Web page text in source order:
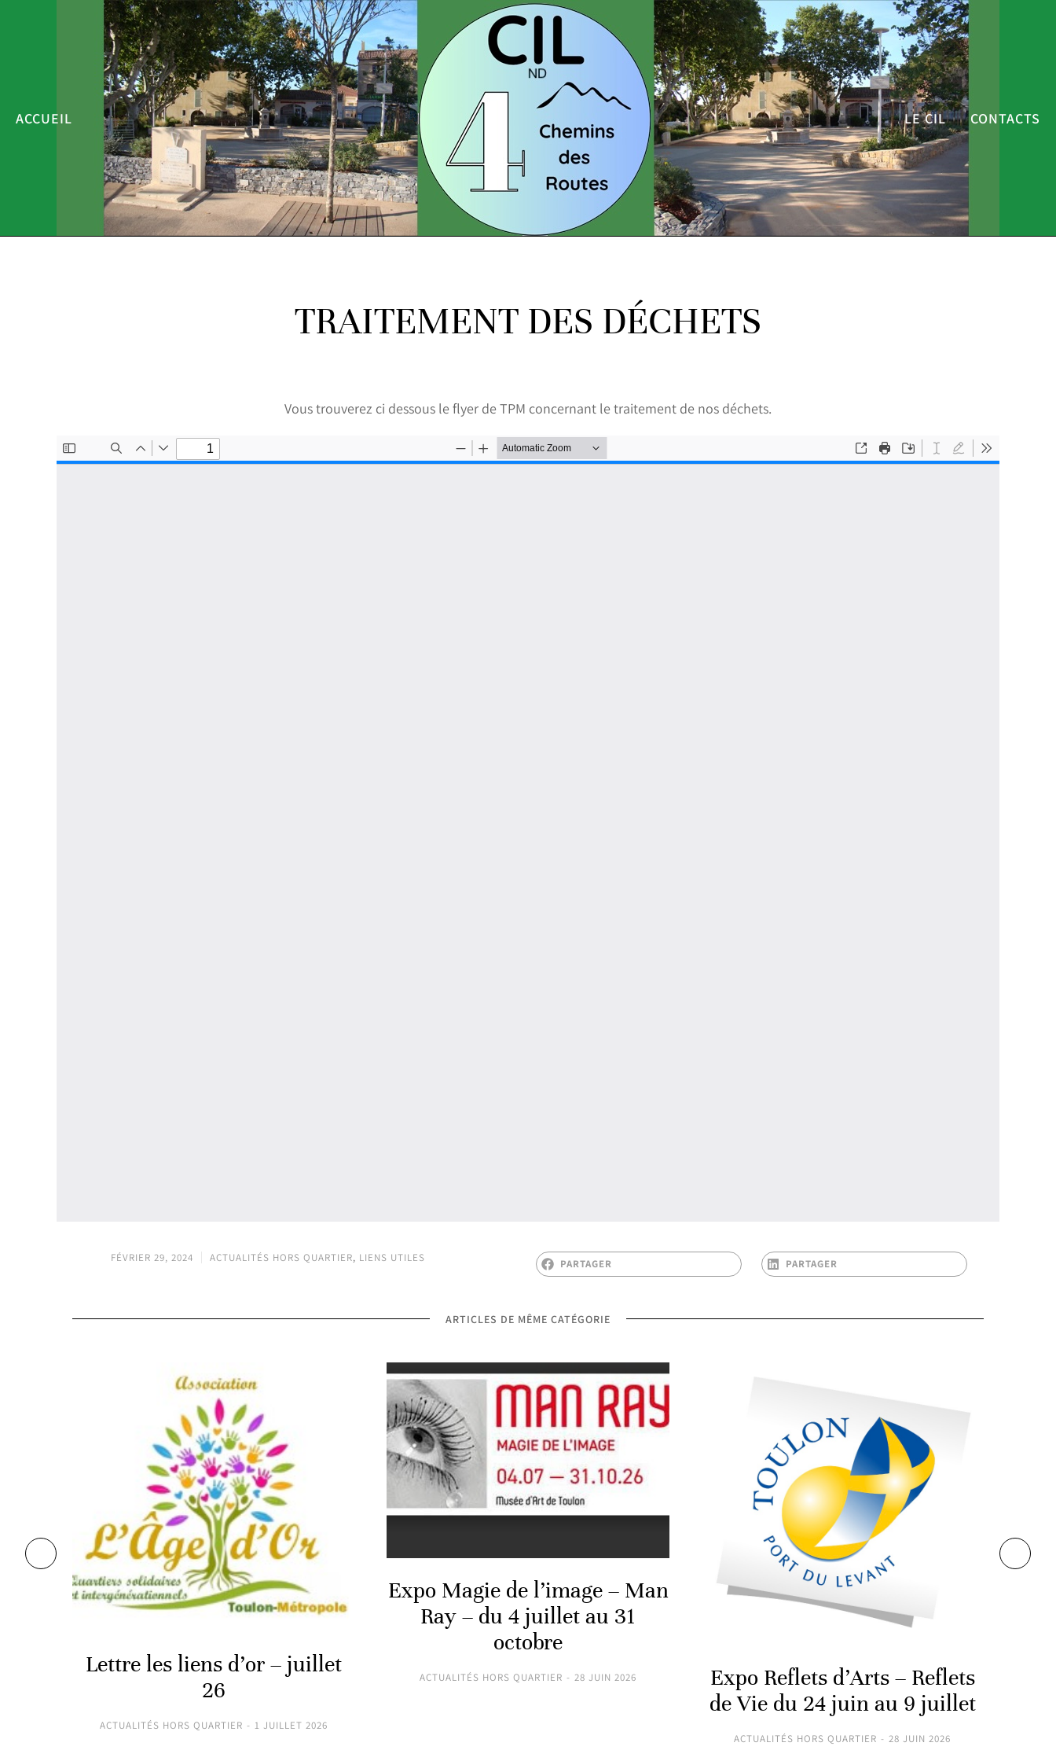
ACCUEIL LE CIL CONTACTS
TRAITEMENT DES DÉCHETS
Vous trouverez ci dessous le flyer de TPM concernant le traitement de nos déchets.
FÉVRIER 29, 2024 ACTUALITÉS HORS QUARTIER, LIENS UTILES PARTAGER PARTAGER
ARTICLES DE MÊME CATÉGORIE
Lettre les liens d’or – juillet
26
ACTUALITÉS HORS QUARTIER 1 JUILLET 2026
Expo Magie de l’image – Man
Ray – du 4 juillet au 31
octobre
ACTUALITÉS HORS QUARTIER 28 JUIN 2026
Expo Reflets d’Arts – Reflets
de Vie du 24 juin au 9 juillet
ACTUALITÉS HORS QUARTIER 28 JUIN 2026